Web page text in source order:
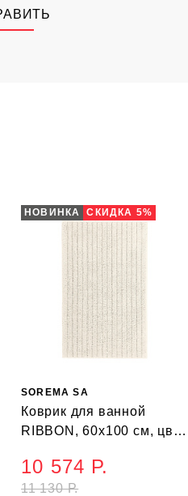
НОВИНКА СКИДКА 5%
SOREMA SA
Коврик для ванной
RIBBON, 60х100 см, цвет
11 130 Р.
10 574 Р.